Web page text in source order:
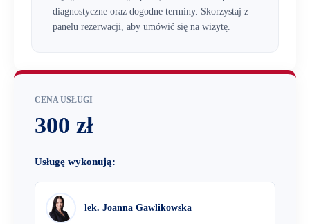
diagnostyczne oraz dogodne terminy. Skorzystaj z
panelu rezerwacji, aby umówić się na wizytę.
CENA USŁUGI
300 zł
Usługę wykonują:
lek. Joanna Gawlikowska